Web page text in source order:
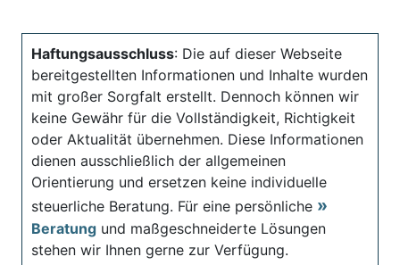
Haftungsausschluss: Die auf dieser Webseite
bereitgestellten Informationen und Inhalte wurden
mit großer Sorgfalt erstellt. Dennoch können wir
keine Gewähr für die Vollständigkeit, Richtigkeit
oder Aktualität übernehmen. Diese Informationen
dienen ausschließlich der allgemeinen
Orientierung und ersetzen keine individuelle
steuerliche Beratung. Für eine persönliche
Beratung und maßgeschneiderte Lösungen
stehen wir Ihnen gerne zur Verfügung.